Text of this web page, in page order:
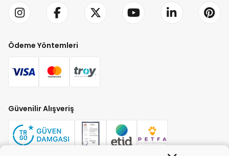
Ödeme Yöntemleri
Güvenilir Alışveriş